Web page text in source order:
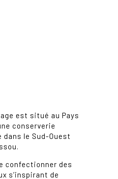
est situé au Pays
conserverie
le Sud-Ouest
confectionner des
s’inspirant de